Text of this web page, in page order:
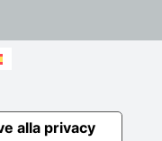
alla privacy